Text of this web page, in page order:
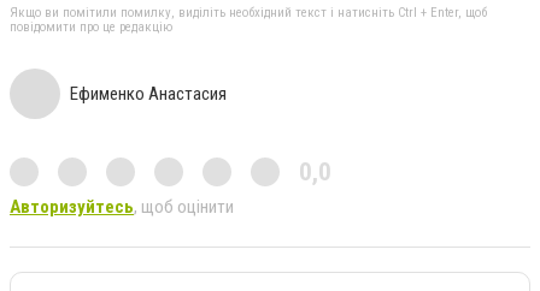
Якщо ви помітили помилку, виділіть необхідний текст і натисніть Ctrl + Enter, щоб
повідомити про це редакцію
Ефименко Анастасия
0,0
Авторизуйтесь, щоб оцінити